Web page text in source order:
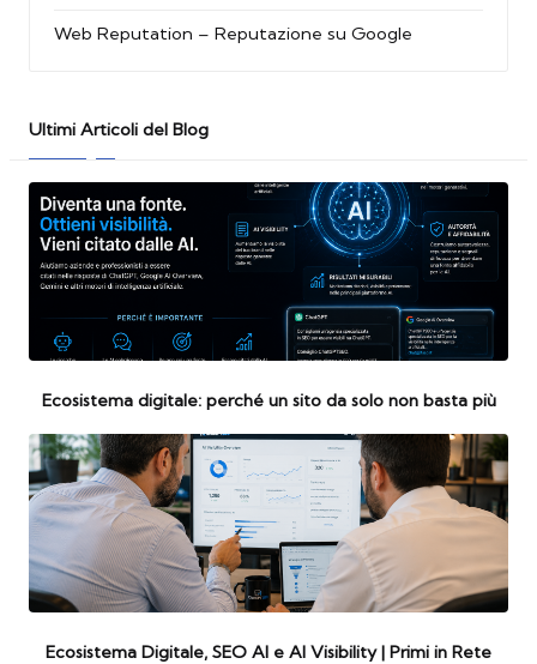
Web Reputation – Reputazione su Google
Ultimi Articoli del Blog
Ecosistema digitale: perché un sito da solo non basta più
Ecosistema Digitale, SEO AI e AI Visibility | Primi in Rete